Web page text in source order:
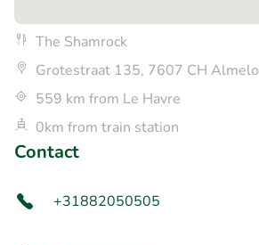
The Shamrock
Grotestraat 135, 7607 CH Almelo
559 km from Le Havre
0km from train station
Contact
+31882050505